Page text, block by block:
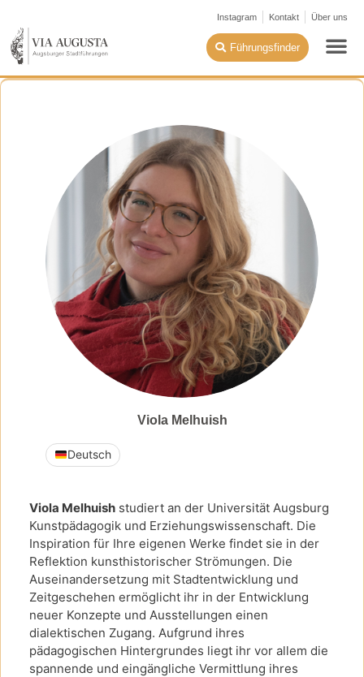
Instagram Kontakt Über uns
Führungsfinder
Viola Melhuish studiert an der Universität Augsburg
Kunstpädagogik und Erziehungswissenschaft. Die
Inspiration für Ihre eigenen Werke findet sie in der
Reflektion kunsthistorischer Strömungen. Die
Auseinandersetzung mit Stadtentwicklung und
Zeitgeschehen ermöglicht ihr in der Entwicklung
neuer Konzepte und Ausstellungen einen
dialektischen Zugang. Aufgrund ihres
pädagogischen Hintergrundes liegt ihr vor allem die
spannende und eingängliche Vermittlung ihres
Viola Melhuish
Deutsch